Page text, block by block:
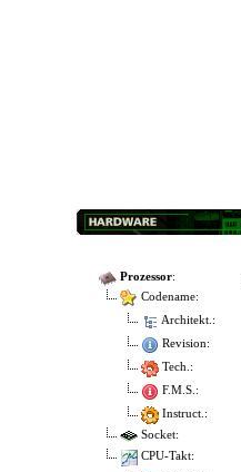
Prozessor:
Codename:
Architekt.:
Revision:
Tech.:
F.M.S.:
Instruct.:
Socket:
CPU-Takt: